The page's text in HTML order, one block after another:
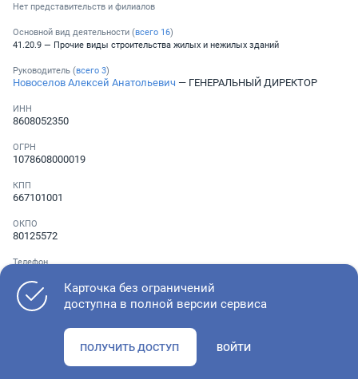
Нет представительств и филиалов
Основной вид деятельности (всего 16)
41.20.9 — Прочие виды строительства жилых и нежилых зданий
Руководитель (всего 3)
Новоселов Алексей Анатольевич — ГЕНЕРАЛЬНЫЙ ДИРЕКТОР
ИНН
8608052350
ОГРН
1078608000019
КПП
667101001
ОКПО
80125572
Телефон
Как оценить состояние компании
Карточка без ограничений
доступна в полной версии сервиса
ПОЛУЧИТЬ ДОСТУП ВОЙТИ